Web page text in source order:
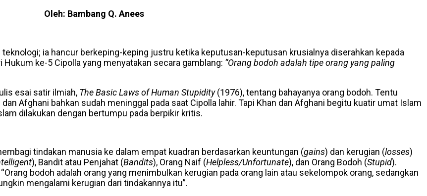
Oleh: Bambang Q. Anees
ia hancur berkeping-keping justru ketika keputusan-keputusan krusialnya diserahkan kepada
Hukum ke-5 Cipolla yang menyatakan secara gamblang: “Orang bodoh adalah tipe orang yang paling
esai satir ilmiah, The Basic Laws of Human Stupidity(1976), tentang bahayanya orang bodoh. Tentu
Afghani bahkan sudah meninggal pada saat Cipolla lahir. Tapi Khan dan Afghani begitu kuatir umat Islam
dilakukan dengan bertumpu pada berpikir kritis.
tindakan manusia ke dalam empat kuadran berdasarkan keuntungan (gains) dan kerugian (losses)
), Bandit atau Penjahat (Bandits), Orang Naif (Helpless/Unfortunate), dan Orang Bodoh (Stupid).
bodoh adalah orang yang menimbulkan kerugian pada orang lain atau sekelompok orang, sedangkan
mengalami kerugian dari tindakannya itu”.